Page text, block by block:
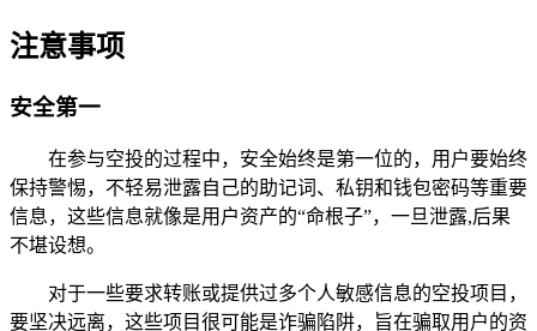
注意事项
安全第一
在参与空投的过程中，安全始终是第一位的，用户要始终
保持警惕，不轻易泄露自己的助记词、私钥和钱包密码等重要
信息，这些信息就像是用户资产的“命根子”，一旦泄露,后果
不堪设想。
对于一些要求转账或提供过多个人敏感信息的空投项目，
要坚决远离，这些项目很可能是诈骗陷阱，旨在骗取用户的资